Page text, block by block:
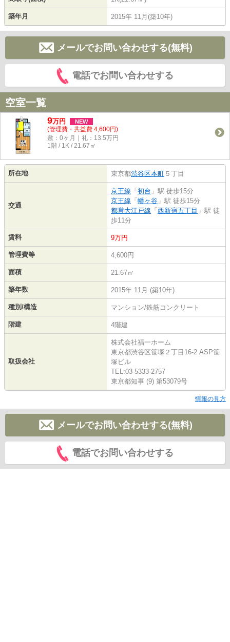
築年月 2015年 11月(築10年)
メールでお問い合わせする(無料)
電話でお問い合わせする
空室一覧
9万円 NEW
(管理費・共益費 4,600円)
敷：0ヶ月｜礼：13.5万円
1階 / 1K / 21.67㎡
所在地 東京都渋谷区本町 ５丁目
交通
京王線 「 初台 」駅 徒歩15分
京王線 「 幡ヶ谷 」駅 徒歩15分
都営大江戸線 「 西新宿五丁目 」駅 徒
歩11分
賃料 9万円
管理費等 4,600円
面積 21.67㎡
築年数 2015年 11月 (築10年)
種別/構造 マンション/鉄筋コンクリート
階建 4階建
取扱会社
株式会社福一ホーム
東京都渋谷区笹塚２丁目16-2 ASP笹
塚ビル
TEL:03-5333-2757
東京都知事 (9) 第53079号
情報の見方
メールでお問い合わせする(無料)
電話でお問い合わせする